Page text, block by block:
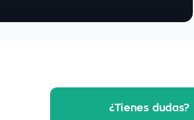
¿Tienes dudas?